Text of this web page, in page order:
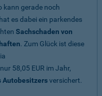
kann gerade noch
es dabei ein parkendes
Sachschaden von
. Zum Glück ist diese
58,05 EUR im Jahr,
Autobesitzersversichert.